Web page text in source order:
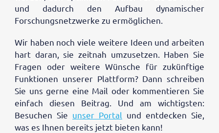
und dadurch den Aufbau dynamischer
Forschungsnetzwerke zu ermöglichen.
Wir haben noch viele weitere Ideen und arbeiten
hart daran, sie zeitnah umzusetzen. Haben Sie
Fragen oder weitere Wünsche für zukünftige
Funktionen unserer Plattform? Dann schreiben
Sie uns gerne eine Mail oder kommentieren Sie
einfach diesen Beitrag. Und am wichtigsten:
Besuchen Sie unser Portal und entdecken Sie,
was es Ihnen bereits jetzt bieten kann!